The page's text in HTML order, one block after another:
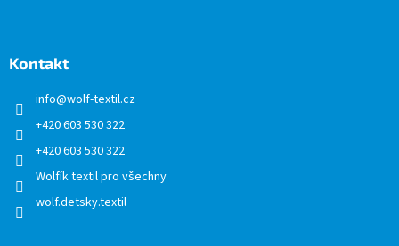
Kontakt
info@wolf-textil.cz
+420 603 530 322
+420 603 530 322
Wolfík textil pro všechny
wolf.detsky.textil